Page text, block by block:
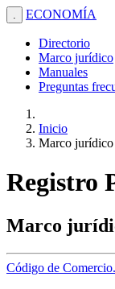
. ECONOMÍA
Directorio
Marco jurídico
Manuales
Preguntas
Inicio
Marco jurídico
Registro
Marco
Código de Comercio.